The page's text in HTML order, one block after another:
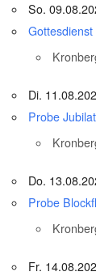
So.
Di.
Probe
Do.
Probe
Fr.